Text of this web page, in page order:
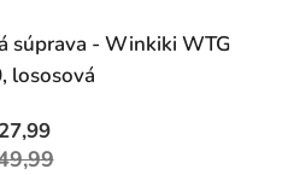
súprava - Winkiki WTG
lososová